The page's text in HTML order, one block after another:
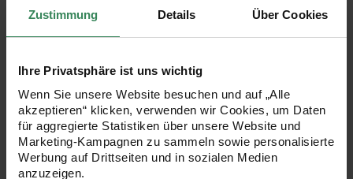
Zustimmung Details Über Cookies
Ihre Privatsphäre ist uns wichtig
Wenn Sie unsere Website besuchen und auf „Alle
akzeptieren“ klicken, verwenden wir Cookies, um Daten
für aggregierte Statistiken über unsere Website und
Marketing-Kampagnen zu sammeln sowie personalisierte
Werbung auf Drittseiten und in sozialen Medien
anzuzeigen.
Stempelspaß ohne Grenzen! Die Versa Color
die Embossingtechnik.Sie sind langsamtrocknend (daher nur
für Embossingtechnik geeignet), sehr deckend und
farbintensiv. In dem Zusammenspiel mit halbdeckendem
bzw. transparentem Embossingpulver können Sie ganz